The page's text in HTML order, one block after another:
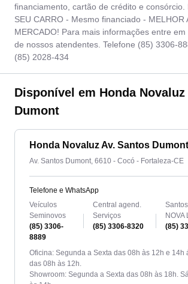
financiamento, cartão de crédito e consórcio.
SEU CARRO - Mesmo financiado - MELHOR
MERCADO! Para mais informações entre
de nossos atendentes. Telefone (85) 3306-
(85) 2028-434
Disponível em Honda Novaluz
Dumont
Honda Novaluz Av. Santos Dumont
Av. Santos Dumont, 6610 - Cocó - Fortaleza-CE
Telefone e WhatsApp
Veículos
Seminovos
(85) 3306-
8889
Central agend.
Serviços
(85) 3306-8320
NOVA
(85)
Oficina: Segunda a Sexta das 08h às 12h e 14h
das 08h às 12h.
Showroom: Segunda a Sexta das 08h às 18h.